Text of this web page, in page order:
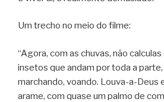
Um trecho no meio do filme:
“Agora, com as chuvas, não
insetos que andam por toda a
marchando, voando. Louva-a-Deus
arame, com quase um palmo de